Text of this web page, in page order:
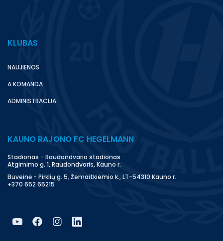
KLUBAS
NAUJIENOS
A KOMANDA
ADMINISTRACIJA
KAUNO RAJONO FC HEGELMANN
Stadionas - Raudondvario stadionas
Atgimimo g. 1, Raudondvaris, Kauno r.
Buveinė - Pirklių g. 5, Žemaitkiemio k., LT-54310 Kauno r.
+370 652 65215